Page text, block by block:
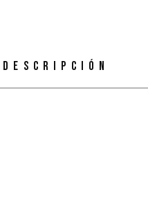
DESCRIPCIÓN